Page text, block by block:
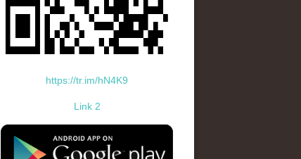
https://tr.im/hN4K9
Link 2
standard-icon-googleplay-app-store.png